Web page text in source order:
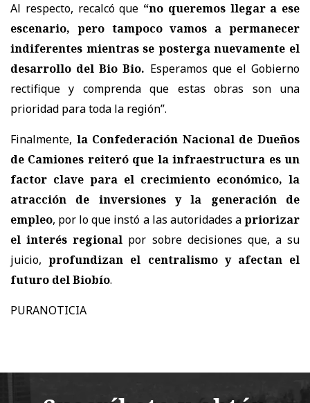
Al respecto, recalcó que “no queremos llegar a ese
escenario, pero tampoco vamos a permanecer
indiferentes mientras se posterga nuevamente el
desarrollo del Bio Bio. Esperamos que el Gobierno
rectifique y comprenda que estas obras son una
prioridad para toda la región”.
Finalmente, la Confederación Nacional de Dueños
de Camiones reiteró que la infraestructura es un
factor clave para el crecimiento económico, la
atracción de inversiones y la generación de
empleo, por lo que instó a las autoridades apriorizar
el interés regional por sobre decisiones que, a su
juicio,profundizan el centralismo y afectan el
futuro del Biobío.
PURANOTICIA